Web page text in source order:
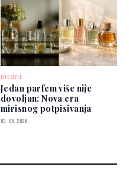
LIFESTYLE
Jedan parfem više nije
dovoljan: Nova era
mirisnog potpisivanja
03. 08. 2026.